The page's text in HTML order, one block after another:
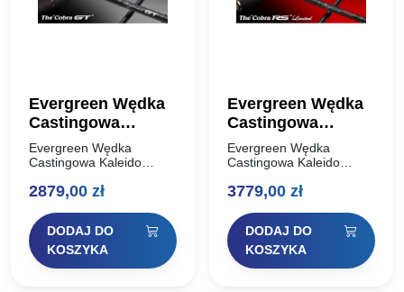
Evergreen Wędka
Castingowa
Kaleido Inspirare
The Cobra GT
Evergreen Wędka
Castingowa Kaleido
198cm 7g – 21g
„Cobra” składający się z
uniwersalnych wędek o
małym stożku, z piękną…
2879,00 zł
DODAJ DO
KOSZYKA
Evergreen Wędka
Castingowa
Kaleido Inspirare
The Cobra RS
21g
Evergreen Wędka
Castingowa Kaleido
Limited 198cm – 21g
RS i GT zadebiutowała
na targach wędkarskich
2017. Istnieje model,…
3779,00 zł
DODAJ DO
KOSZYKA